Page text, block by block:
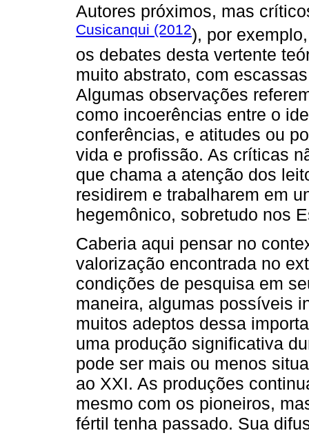
Autores próximos, mas
Cusicanqui (2012), por
os debates desta vertente
muito abstrato, com
Algumas observações
como incoerências entre o
conferências, e atitudes ou
vida e profissão. As críticas
que chama a atenção dos
residirem e trabalharem em
hegemônico, sobretudo nos
Caberia aqui pensar no
valorização encontrada no
condições de pesquisa em
maneira, algumas possíveis
muitos adeptos dessa
uma produção significativa
pode ser mais ou menos
ao XXI. As produções
mesmo com os pioneiros,
fértil tenha passado. Sua